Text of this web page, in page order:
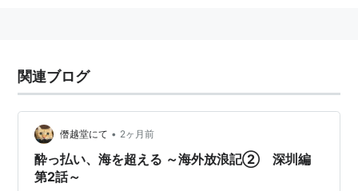
関連ブログ
僭越堂にて • 2ヶ月前
酔っ払い、海を超える ～海外放浪記② 深圳編
第2話～